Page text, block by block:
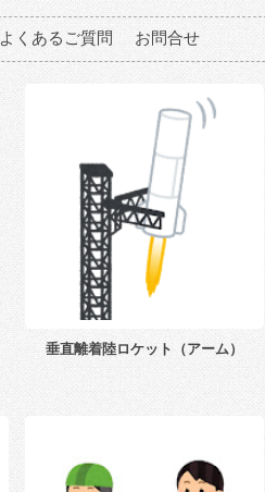
よくあるご質問 お問合せ
垂直離着陸ロケット（アーム）